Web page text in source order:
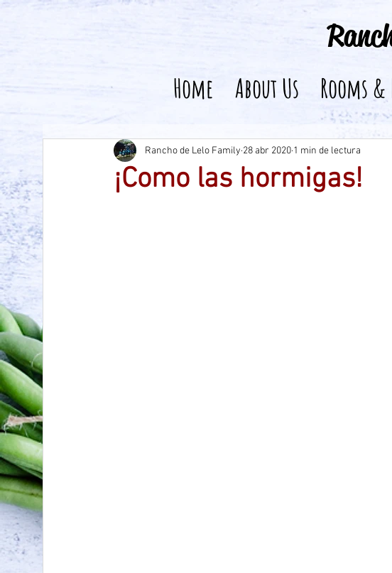
Home About Us Rooms &
¡Como las hormigas!
Rancho de Lelo Family 28 abr 2020 1 min de lectura